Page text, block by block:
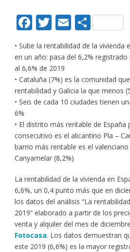
Facebook
Twitter
Email
• Sube la rentabilidad de la vivienda
en un año: pasa del 6,2%
al 6,6% de 2019
• Cataluña (7%) es la comunidad
rentabilidad y Galicia la que menos
• Seis de cada 10 ciudades tienen
6%
• El distrito más rentable de España
consecutivo es el alicantino Pla –
barrio más rentable es el valenciano
Canyamelar (8,2%)
La rentabilidad de la vivienda en
6,6%, un 0,4 punto más que en
los datos del análisis “La
2019” elaborado a partir de los
venta y alquiler del mes de
Fotocasa. Los datos demuestran
este 2019 (6,6%) es la mayor